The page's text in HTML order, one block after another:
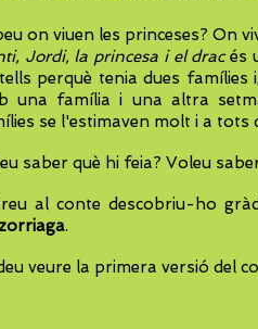
on viuen les princeses? On
Jordi, la princesa i el dracés
perquè tenia dues famílies
una família i una altra
se l'estimaven molt i a tots
saber què hi feia? Voleu
al conte descobriu-ho
.
veure la primera versió del